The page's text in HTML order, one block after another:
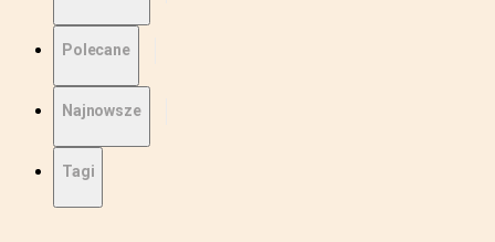
Polecane
Najnowsze
Tagi